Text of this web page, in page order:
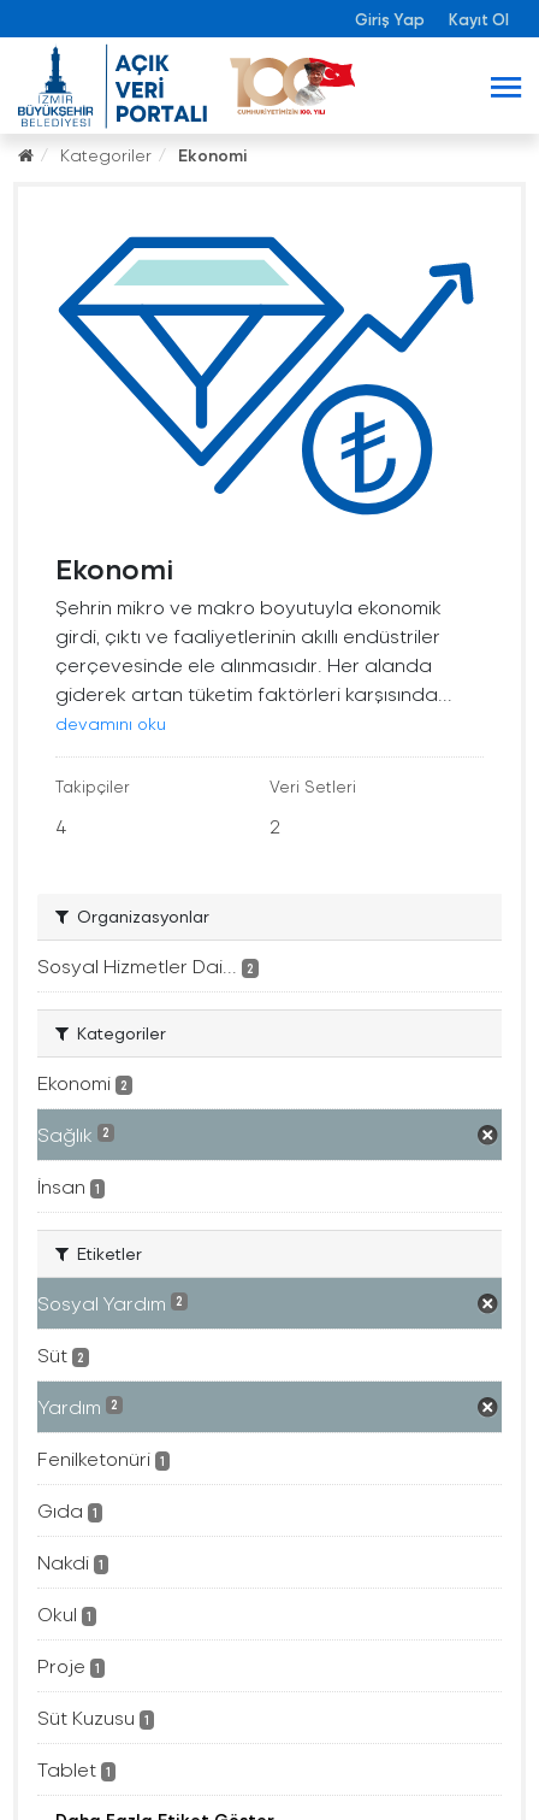
Giriş Yap Kayıt Ol
Kategoriler Ekonomi
Ekonomi
Şehrin mikro ve makro boyutuyla ekonomik
girdi, çıktı ve faaliyetlerinin akıllı endüstriler
çerçevesinde ele alınmasıdır. Her alanda
giderek artan tüketim faktörleri karşısında...
devamını oku
Takipçiler
4
Veri Setleri
2
Organizasyonlar
Sosyal Hizmetler Dai... 2
Kategoriler
Ekonomi 2
Sağlık 2
İnsan 1
Etiketler
Sosyal Yardım 2
Süt 2
Yardım 2
Fenilketonüri 1
Gıda 1
Nakdi 1
Okul 1
Proje 1
Süt Kuzusu 1
Tablet 1